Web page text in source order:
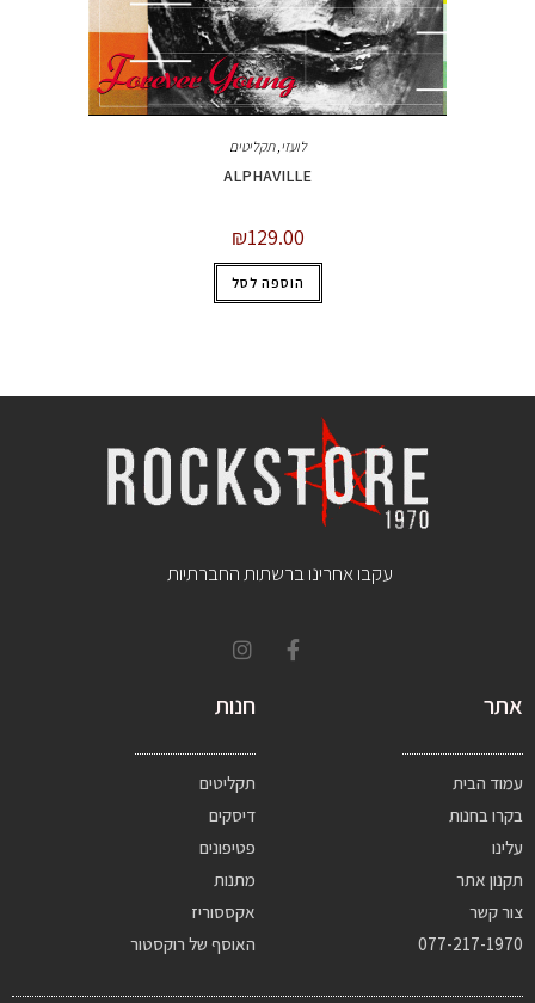
לועזי,תקליטים
ALPHAVILLE
₪129.00
הוספה לסל
עקבו אחרינו ברשתות החברתיות
אתר
עמוד הבית
בקרו בחנות
עלינו
תקנון אתר
צור קשר
077-217-1970
חנות
תקליטים
דיסקים
פטיפונים
מתנות
אקססוריז
האוסף של רוקסטור